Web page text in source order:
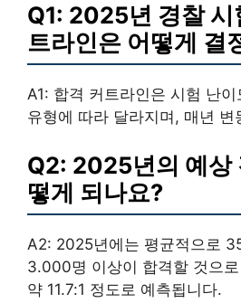
Q1: 2025년 경찰 시
트라인은 어떻게 결
A1: 합격 커트라인은 시험 난
유형에 따라 달라지며, 매년 변
Q2: 2025년의 예상
떻게 되나요?
A2: 2025년에는 평균적으로
3.000명 이상이 합격할 것으
약 11.7:1 정도로 예측됩니다.